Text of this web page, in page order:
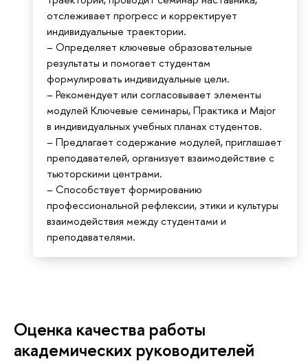
отслеживает прогресс и корректирует
индивидуальные траектории.
– Определяет ключевые образовательные
результаты и помогает студентам
формулировать индивидуальные цели.
– Рекомендует или согласовывает элементы
модулей Ключевые семинары, Практика и Major
в индивидуальных учебных планах студентов.
– Предлагает содержание модулей, приглашает
преподавателей, организует взаимодействие с
тьюторскими центрами.
– Способствует формированию
профессиональной рефлексии, этики и культуры
взаимодействия между студентами и
преподавателями.
Оценка качества работы
академических руководителей